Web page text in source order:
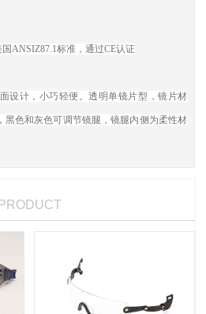
ANSIZ87.1标准，通过CE认证
设计，小巧轻便。透明单镜片型，镜片材
黑色和灰色可调节镜腿，镜腿内侧为柔性材